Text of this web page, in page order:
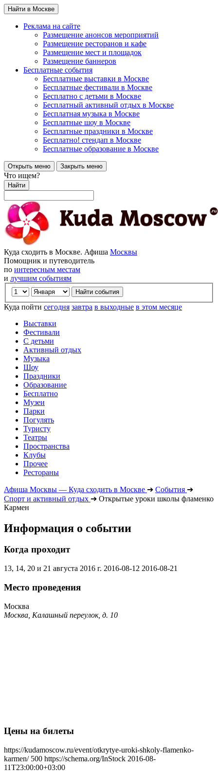
Найти в Москве
Реклама на сайте
Размещение анонсов мероприятий
Размещение ресторанов и кафе
Размещение мест и площадок
Размещение баннеров
Бесплатные события
Бесплатные выставки в Москве
Бесплатные фестивали в Москве
Бесплатно с детьми в Москве
Бесплатный активный отдых в Москве
Бесплатная музыка в Москве
Бесплатные шоу в Москве
Бесплатные праздники в Москве
Бесплатно! стендап в Москве
Бесплатные образование в Москве
Открыть меню Закрыть меню
Что ищем?
Найти
Куда сходить в Москве. Афиша Москвы
Помощник и путеводитель
по интересным местам
и лучшим событиям
Куда пойти сегодня завтра в выходные в этом месяце
Выставки
Фестивали
С детьми
Активный отдых
Музыка
Шоу
Праздники
Образование
Бесплатно
Музеи
Парки
Погулять
Туристу
Театры
Пространства
Клубы
Прочее
Рестораны
Афиша Москвы — Куда сходить в Москве ➔ События ➔
Спорт и активный отдых ➔ Открытые уроки школы фламенко
Кармен
Информация о событии
Когда проходит
13, 14, 20 и 21 августа 2016 г. 2016-08-12 2016-08-21
Место проведения
Москва
Москва, Калашный переулок, д. 10
Цены на билеты
https://kudamoscow.ru/event/otkrytye-uroki-shkoly-flamenko-
karmen/ 500 https://schema.org/InStock 2016-08-
11T23:00:00+03:00